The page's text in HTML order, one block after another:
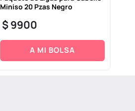
Miniso 20 Pzas Negro
$9900
A MI BOLSA